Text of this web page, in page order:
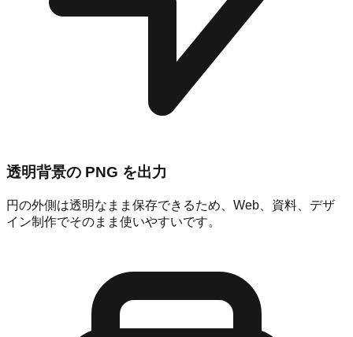
透明背景の PNG を出力
円の外側は透明なまま保存できるため、Web、資料、デザ
イン制作でそのまま使いやすいです。